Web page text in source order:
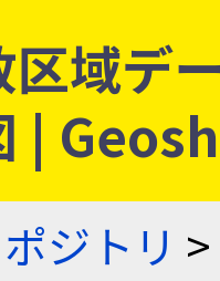
域デ
|
ジトリ >